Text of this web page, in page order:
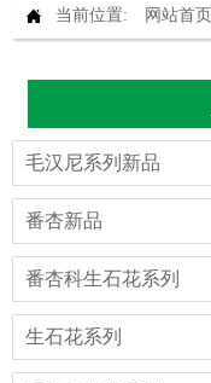
 当前位置: 网站首页
毛汉尼系列新品
番杏新品
番杏科生石花系列
生石花系列